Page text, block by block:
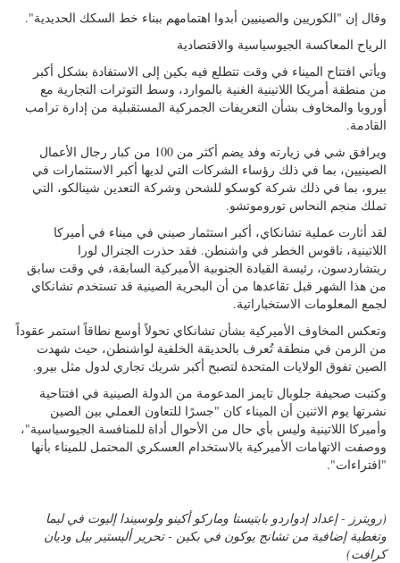
وقال إن "الكوريين والصينيين أبدوا اهتمامهم ببناء خط السكك الحديدية".
الرياح المعاكسة الجيوسياسية والاقتصادية
ويأتي افتتاح الميناء في وقت تتطلع فيه بكين إلى الاستفادة بشكل أكبر
من منطقة أمريكا اللاتينية الغنية بالموارد، وسط التوترات التجارية مع
أوروبا والمخاوف بشأن التعريفات الجمركية المستقبلية من إدارة ترامب
القادمة.
ويرافق شي في زيارته وفد يضم أكثر من 100 من كبار رجال الأعمال
الصينيين، بما في ذلك رؤساء الشركات التي لديها أكبر الاستثمارات في
بيرو، بما في ذلك شركة كوسكو للشحن وشركة التعدين شينالكو، التي
تملك منجم النحاس توروموتشو.
لقد أثارت عملية تشانكاي، أكبر استثمار صيني في ميناء في أميركا
اللاتينية، ناقوس الخطر في واشنطن. فقد حذرت الجنرال لورا
ريتشاردسون، رئيسة القيادة الجنوبية الأميركية السابقة، في وقت سابق
من هذا الشهر قبل تقاعدها من أن البحرية الصينية قد تستخدم تشانكاي
لجمع المعلومات الاستخباراتية.
وتعكس المخاوف الأميركية بشأن تشانكاي تحولاً أوسع نطاقاً استمر عقوداً
من الزمن في منطقة تُعرف بالحديقة الخلفية لواشنطن، حيث شهدت
الصين تفوق الولايات المتحدة لتصبح أكبر شريك تجاري لدول مثل بيرو.
وكتبت صحيفة جلوبال تايمز المدعومة من الدولة الصينية في افتتاحية
نشرتها يوم الاثنين أن الميناء كان "جسرًا للتعاون العملي بين الصين
وأميركا اللاتينية وليس بأي حال من الأحوال أداة للمنافسة الجيوسياسية"،
ووصفت الاتهامات الأميركية بالاستخدام العسكري المحتمل للميناء بأنها
"افتراءات".
(رويترز - إعداد إدواردو بابتيستا وماركو أكينو ولوسيندا إليوت في ليما
وتغطية إضافية من تشانج يوكون في بكين - تحرير أليستير بيل وديان
كرافت)